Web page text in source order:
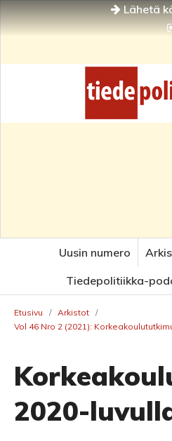
Lähetä
Uusin numero
Tiedepolitiikka-
Etusivu / Arkistot /
Vol 46 Nro 2 (2021):
2020-